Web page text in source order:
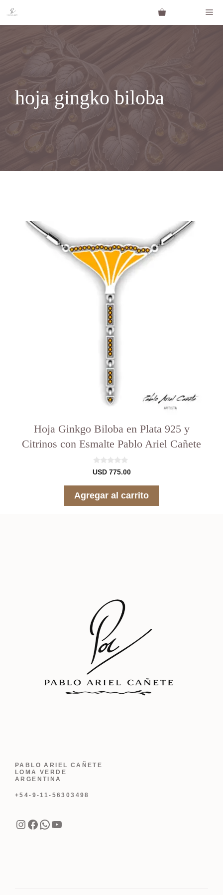
contenido
hoja gingko biloba
Hoja Ginkgo Biloba en Plata 925 y
Citrinos con Esmalte Pablo Ariel Cañete
0
d
USD775.00
Agregar al carrito
PABLO ARIEL CAÑETE
LOMA VERDE
ARGENTINA
+54-9-11-56303498
Instagram
Facebook
WhatsApp
YouTube